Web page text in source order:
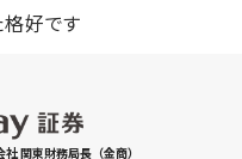
格好です
関東財務局長（金商）